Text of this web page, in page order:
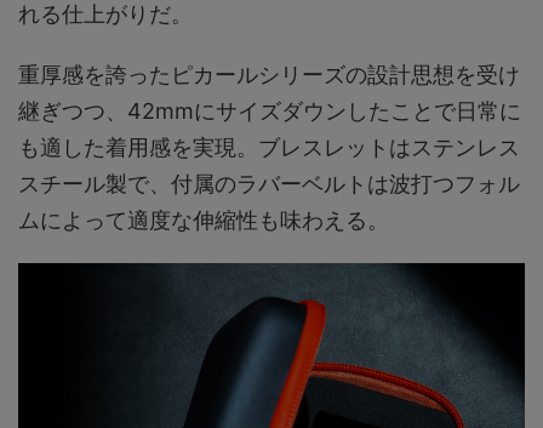
れる仕上がりだ。
重厚感を誇ったピカールシリーズの設計思想を受け
継ぎつつ、42mmにサイズダウンしたことで日常に
も適した着用感を実現。ブレスレットはステンレス
スチール製で、付属のラバーベルトは波打つフォル
ムによって適度な伸縮性も味わえる。